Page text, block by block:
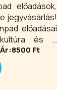
előadások,
jegyvásárlás!
előadásai
kultúra és a
hozzák
Színes
és
jellemzi az
Ár:8500 Ft